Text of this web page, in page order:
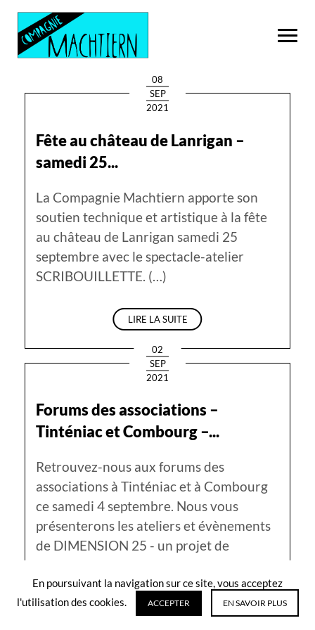
ACTUALITÉS
08
SEP
2021
Fête au château de Lanrigan –
samedi 25...
La Compagnie Machtiern apporte son
soutien technique et artistique à la fête
au château de Lanrigan samedi 25
septembre avec le spectacle-atelier
SCRIBOUILLETTE. (…)
LIRE LA SUITE
ACTUALITÉS
02
SEP
2021
Forums des associations –
Tinténiac et Combourg –...
Retrouvez-nous aux forums des
associations à Tinténiac et à Combourg
ce samedi 4 septembre. Nous vous
présenterons les ateliers et évènements
de DIMENSION 25 - un projet de
la Bretagne Romantique. (…)
En poursuivant la navigation sur ce site, vous acceptez
l'utilisation des cookies.
ACCEPTER EN SAVOIR PLUS